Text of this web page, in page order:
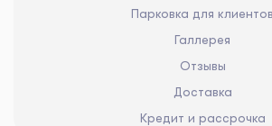
Парковка для клиентов
Галлерея
Отзывы
Доставка
Кредит и рассрочка